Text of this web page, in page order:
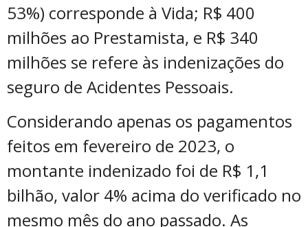
53%) corresponde à Vida; R$ 400
milhões ao Prestamista, e R$ 340
milhões se refere às indenizações do
seguro de Acidentes Pessoais.
Considerando apenas os pagamentos
feitos em fevereiro de 2023, o
montante indenizado foi de R$ 1,1
bilhão, valor 4% acima do verificado no
mesmo mês do ano passado. As